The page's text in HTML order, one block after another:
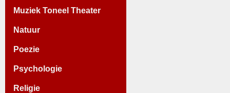
Muziek Toneel Theater
Natuur
Poezie
Psychologie
Religie